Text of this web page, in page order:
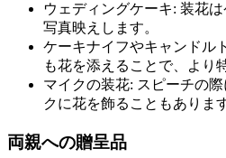
ウェディングケーキ: 装花
写真映えします。
ケーキナイフやキャンドル
も花を添えることで、より
マイクの装花: スピーチの
クに花を飾ることもありま
両親への贈呈品